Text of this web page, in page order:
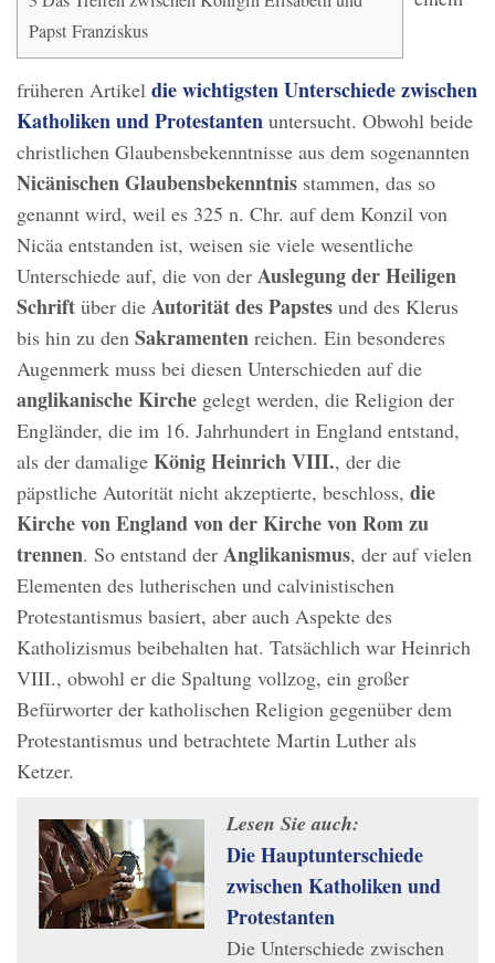
Papst Franziskus
früheren Artikel die wichtigsten Unterschiede zwischen
Katholiken und Protestanten untersucht. Obwohl beide
christlichen Glaubensbekenntnisse aus dem sogenannten
Nicänischen Glaubensbekenntnis stammen, das so
genannt wird, weil es 325 n. Chr. auf dem Konzil von
Nicäa entstanden ist, weisen sie viele wesentliche
Unterschiede auf, die von der Auslegung der Heiligen
Schrift über die Autorität des Papstes und des Klerus
bis hin zu den Sakramenten reichen. Ein besonderes
Augenmerk muss bei diesen Unterschieden auf die
anglikanische Kirche gelegt werden, die Religion der
Engländer, die im 16. Jahrhundert in England entstand,
als der damalige König Heinrich VIII., der die
päpstliche Autorität nicht akzeptierte, beschloss, die
Kirche von England von der Kirche von Rom zu
trennen. So entstand der Anglikanismus, der auf vielen
Elementen des lutherischen und calvinistischen
Protestantismus basiert, aber auch Aspekte des
Katholizismus beibehalten hat. Tatsächlich war Heinrich
VIII., obwohl er die Spaltung vollzog, ein großer
Befürworter der katholischen Religion gegenüber dem
Protestantismus und betrachtete Martin Luther als
Ketzer.
Lesen Sie auch:
Die Hauptunterschiede
zwischen Katholiken und
Protestanten
Die Unterschiede zwischen